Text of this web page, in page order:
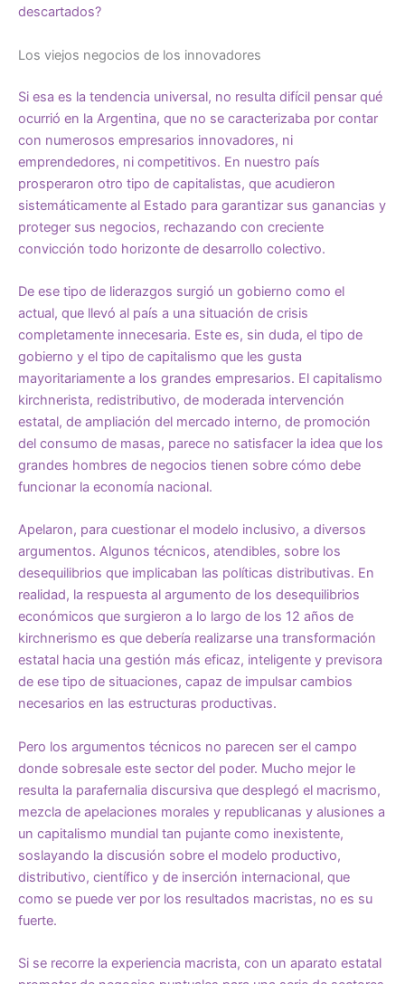
descartados?
Los viejos negocios de los innovadores
Si esa es la tendencia universal, no resulta difícil pensar qué
ocurrió en la Argentina, que no se caracterizaba por contar
con numerosos empresarios innovadores, ni
emprendedores, ni competitivos. En nuestro país
prosperaron otro tipo de capitalistas, que acudieron
sistemáticamente al Estado para garantizar sus ganancias y
proteger sus negocios, rechazando con creciente
convicción todo horizonte de desarrollo colectivo.
De ese tipo de liderazgos surgió un gobierno como el
actual, que llevó al país a una situación de crisis
completamente innecesaria. Este es, sin duda, el tipo de
gobierno y el tipo de capitalismo que les gusta
mayoritariamente a los grandes empresarios. El capitalismo
kirchnerista, redistributivo, de moderada intervención
estatal, de ampliación del mercado interno, de promoción
del consumo de masas, parece no satisfacer la idea que los
grandes hombres de negocios tienen sobre cómo debe
funcionar la economía nacional.
Apelaron, para cuestionar el modelo inclusivo, a diversos
argumentos. Algunos técnicos, atendibles, sobre los
desequilibrios que implicaban las políticas distributivas. En
realidad, la respuesta al argumento de los desequilibrios
económicos que surgieron a lo largo de los 12 años de
kirchnerismo es que debería realizarse una transformación
estatal hacia una gestión más eficaz, inteligente y previsora
de ese tipo de situaciones, capaz de impulsar cambios
necesarios en las estructuras productivas.
Pero los argumentos técnicos no parecen ser el campo
donde sobresale este sector del poder. Mucho mejor le
resulta la parafernalia discursiva que desplegó el macrismo,
mezcla de apelaciones morales y republicanas y alusiones a
un capitalismo mundial tan pujante como inexistente,
soslayando la discusión sobre el modelo productivo,
distributivo, científico y de inserción internacional, que
como se puede ver por los resultados macristas, no es su
fuerte.
Si se recorre la experiencia macrista, con un aparato estatal